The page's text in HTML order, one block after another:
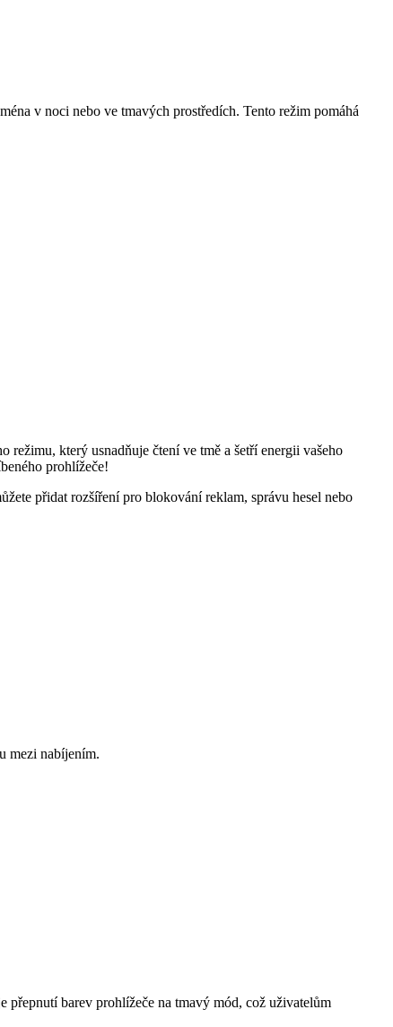
v noci nebo ve tmavých prostředích. Tento režim pomáhá
který usnadňuje čtení ve tmě a šetří energii vašeho
prohlížeče!
přidat rozšíření pro blokování reklam, správu hesel nebo
mezi nabíjením.
barev prohlížeče na tmavý mód, což uživatelům